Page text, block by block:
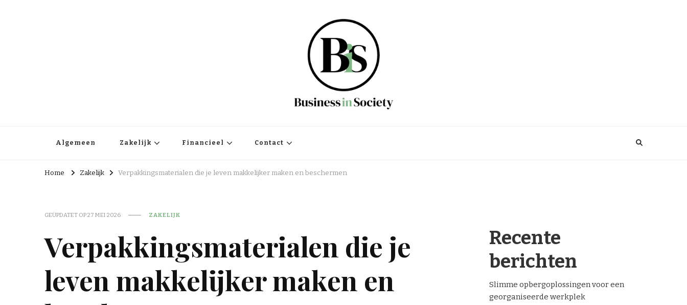
Algemeen Zakelijk Financieel Contact
Home Zakelijk Verpakkingsmaterialen die je leven makkelijker maken en beschermen
GEÜPDATET OP27 MEI 2026 ZAKELIJK
Verpakkingsmaterialen die je
leven makkelijker maken en
Recente
berichten
Slimme opbergoplossingen voor een
georganiseerde werkplek